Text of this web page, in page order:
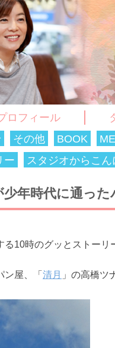
ロフィール
その他 BOOK
ー スタジオからこん
年時代に通った
10時のグッとストーリ
屋、「 清月 」の高橋ツ